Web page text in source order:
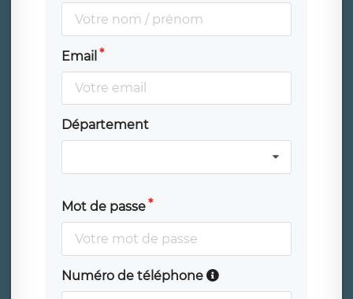
Email
Département
Mot de passe
Numéro de téléphone